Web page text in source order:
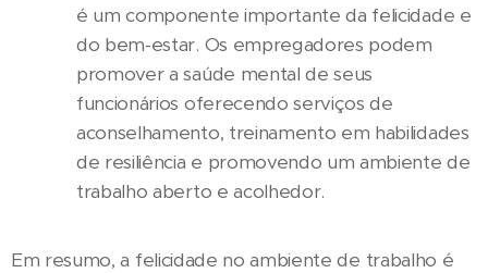
é um componente importante da felicidade e
do bem-estar. Os empregadores podem
promover a saúde mental de seus
funcionários oferecendo serviços de
aconselhamento, treinamento em habilidades
de resiliência e promovendo um ambiente de
trabalho aberto e acolhedor.
Em resumo, a felicidade no ambiente de trabalho é